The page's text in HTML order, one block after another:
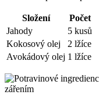
Složení
Počet
Jahody
5 kusů
Kokosový olej
2 lžíce
Avokádový olej 1 lžíce